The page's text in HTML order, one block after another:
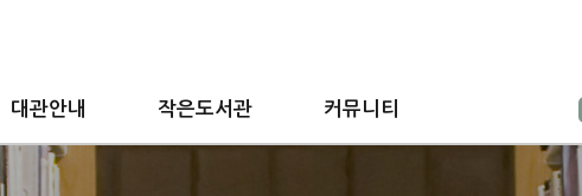
대관안내 작은도서관 커뮤니티